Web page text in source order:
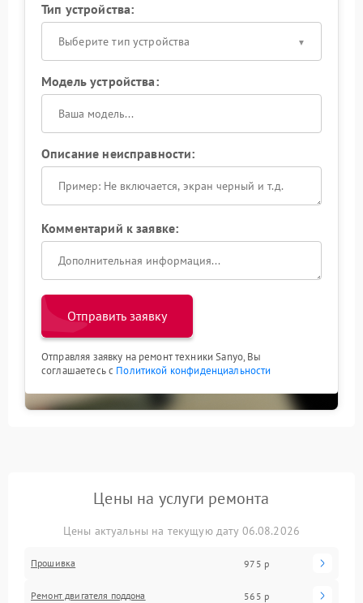
Тип устройства:
Выберите тип устройства
Модель устройства:
Описание неисправности:
Комментарий к заявке:
Отправить заявку
Отправляя заявку на ремонт техники Sanyo, Вы
соглашаетесь с Политикой конфиденциальности
Цены на услуги ремонта
Цены актуальны на текущую дату 06.08.2026
Прошивка 975 р
Ремонт двигателя поддона 565 р